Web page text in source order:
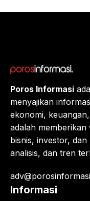
Eropa,
Poros Informasi
menyajikan
ekonomi,
adalah memberikan
bisnis, investor,
analisis, dan tren
Informasi